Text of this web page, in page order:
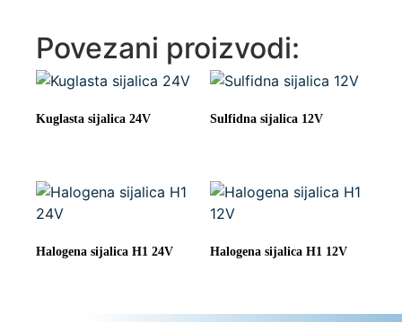
Povezani proizvodi:
Kuglasta sijalica 24V Sulfidna sijalica 12V
Halogena sijalica H1 24V Halogena sijalica H1 12V